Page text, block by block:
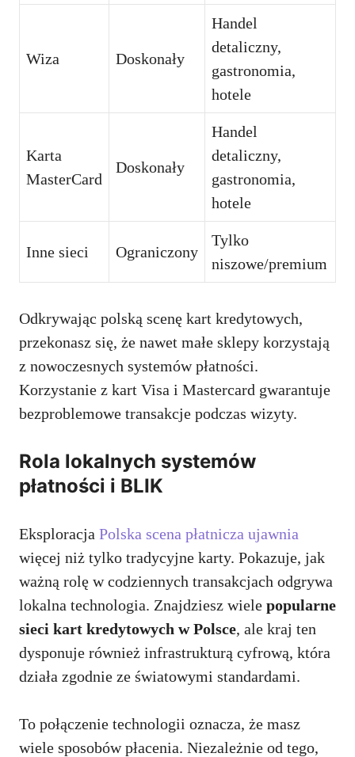
Wiza Doskonały
Handel
detaliczny,
gastronomia,
hotele
Karta
MasterCard
Doskonały
Handel
detaliczny,
gastronomia,
hotele
Inne sieci Ograniczony
Tylko
niszowe/premium
Odkrywając polską scenę kart kredytowych,
przekonasz się, że nawet małe sklepy korzystają
z nowoczesnych systemów płatności.
Korzystanie z kart Visa i Mastercard gwarantuje
bezproblemowe transakcje podczas wizyty.
Rola lokalnych systemów
płatności i BLIK
Eksploracja Polska scena płatnicza ujawnia
więcej niż tylko tradycyjne karty. Pokazuje, jak
ważną rolę w codziennych transakcjach odgrywa
lokalna technologia. Znajdziesz wiele popularne
sieci kart kredytowych w Polsce, ale kraj ten
dysponuje również infrastrukturą cyfrową, która
działa zgodnie ze światowymi standardami.
To połączenie technologii oznacza, że masz
wiele sposobów płacenia. Niezależnie od tego,